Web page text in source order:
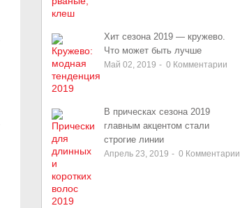
Хит сезона 2019 — кружево.
Что может быть лучше
Май 02, 2019 - 0 Комментарии
В прическах сезона 2019
главным акцентом стали
строгие линии
Апрель 23, 2019 - 0 Комментарии